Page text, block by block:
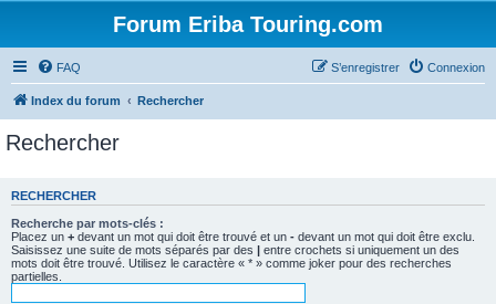
Forum Eriba Touring.com
FAQ Connexion
S’enregistrer
Index du forum Rechercher
Rechercher
RECHERCHER
Recherche par mots-clés :
Placez un + devant un mot qui doit être trouvé et un - devant un mot qui doit être exclu.
Saisissez une suite de mots séparés par des | entre crochets si uniquement un des
mots doit être trouvé. Utilisez le caractère « * » comme joker pour des recherches
partielles.